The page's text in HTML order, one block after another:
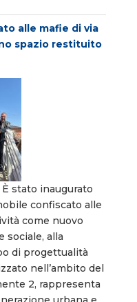
alle mafie di via
spazio restituito
stato inaugurato
confiscato alle
come nuovo
sociale, alla
di progettualità
nell’ambito del
2, rappresenta